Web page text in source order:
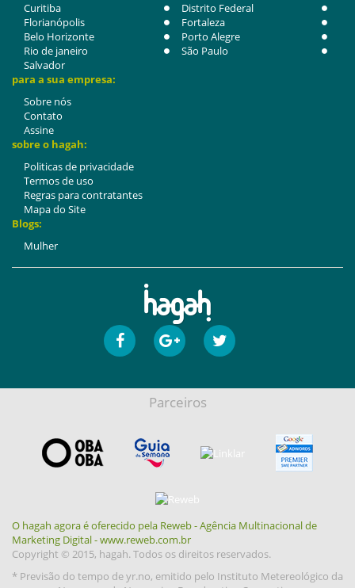
Curitiba
Distrito Federal
Florianópolis
Fortaleza
Belo Horizonte
Porto Alegre
Rio de janeiro
São Paulo
Salvador
para a sua empresa:
Sobre nós
Contato
Assine
sobre o hagah:
Politicas de privacidade
Termos de uso
Regras para contratantes
Mapa do Site
Blogs:
Mulher
Parceiros
O hagah agora é oferecido pela Reweb - Agência Multinacional de
Marketing Digital - www.reweb.com.br
Copyright © 2015, hagah. Todos os direitos reservados.
* Previsão do tempo de yr.no, emitido pelo Instituto Metereológico da